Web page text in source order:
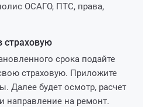
ОСАГО, ПТС, права,
страховую
срока подайте
страховую. Приложите
Далее будет осмотр, расчет
направление на ремонт.